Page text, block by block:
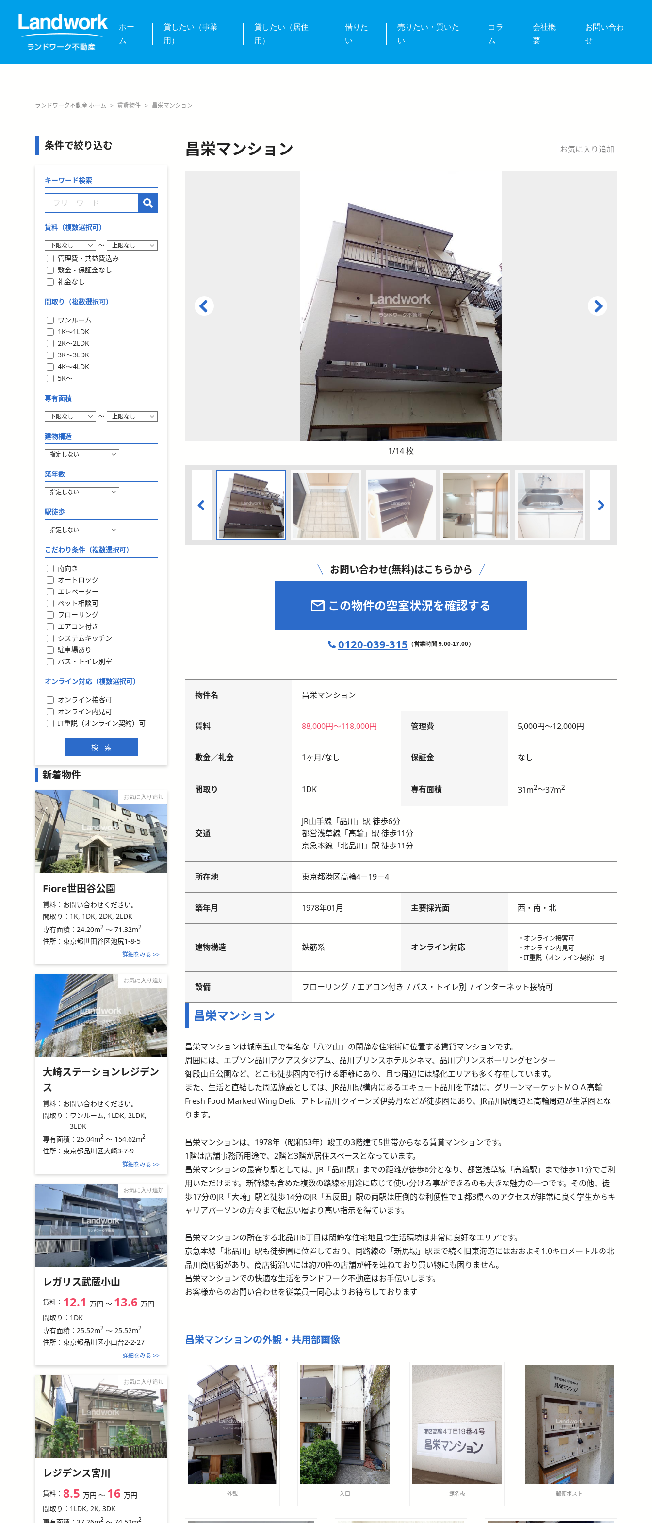
ホー
ム
貸したい（事業
用）
貸したい（居住
用）
借りた
い
売りたい・買いた
い
コラ
ム
会社概
要
お問い合わ
せ
ランドワーク不動産 ホーム > 賃貸物件 > 昌栄マンション
お気に入り追加
昌栄マンション
1/14枚
お問い合わせ(無料)はこちらから
この物件の空室状況を確認する
0120-039-315 （営業時間 9:00-17:00）
物件名 昌栄マンション
賃料 88,000円〜118,000円 管理費 5,000円〜12,000円
敷金／礼金 1ヶ月/なし 保証金 なし
間取り 1DK 専有面積 31m2～37m2
交通
JR山手線「品川」駅 徒歩6分
都営浅草線「高輪」駅 徒歩11分
京急本線「北品川」駅 徒歩11分
所在地 東京都港区高輪4－19－4
築年月 1978年01月 主要採光面 西・南・北
建物構造 鉄筋系 オンライン対応
・オンライン接客可
・オンライン内見可
・IT重説（オンライン契約）可
設備 フローリング エアコン付き バス・トイレ別 インターネット接続可
昌栄マンション
昌栄マンションは城南五山で有名な「八ツ山」の閑静な住宅街に位置する賃貸マンションです。
周囲には、エプソン品川アクアスタジアム、品川プリンスホテルシネマ、品川プリンスボーリングセンター
御殿山丘公園など、どこも徒歩圏内で行ける距離にあり、且つ周辺には緑化エリアも多く存在しています。
また、生活と直結した周辺施設としては、JR品川駅構内にあるエキュート品川を筆頭に、グリーンマーケットＭＯＡ高輪
Fresh Food Marked Wing Deli、アトレ品川 クイーンズ伊勢丹などが徒歩圏にあり、JR品川駅周辺と高輪周辺が生活圏とな
ります。
昌栄マンションは、1978年（昭和53年）竣工の3階建て5世帯からなる賃貸マンションです。
1階は店舗事務所用途で、2階と3階が居住スペースとなっています。
昌栄マンションの最寄り駅としては、JR「品川駅」までの距離が徒歩6分となり、都営浅草線「高輪駅」まで徒歩11分でご利
用いただけます。新幹線も含めた複数の路線を用途に応じて使い分ける事ができるのも大きな魅力の一つです。その他、徒
歩17分のJR「大崎」駅と徒歩14分のJR「五反田」駅の両駅は圧倒的な利便性で１都3県へのアクセスが非常に良く学生からキ
ャリアパーソンの方々まで幅広い層より高い指示を得ています。
昌栄マンションの所在する北品川6丁目は閑静な住宅地且つ生活環境は非常に良好なエリアです。
京急本線「北品川」駅も徒歩圏に位置しており、同路線の「新馬場」駅まで続く旧東海道にはおおよそ1.0キロメートルの北
品川商店街があり、商店街沿いには約70件の店舗が軒を連ねており買い物にも困りません。
昌栄マンションでの快適な生活をランドワーク不動産はお手伝いします。
お客様からのお問い合わせを従業員一同心よりお待ちしております
昌栄マンションの外観・共用部画像
外観 入口 館名板 郵便ポスト
条件で絞り込む
キーワード検索
賃料（複数選択可）
〜
管理費・共益費込み
敷金・保証金なし
礼金なし
間取り（複数選択可）
ワンルーム
1K〜1LDK
2K〜2LDK
3K〜3LDK
4K〜4LDK
5K〜
専有面積
〜
建物構造
築年数
駅徒歩
こだわり条件（複数選択可）
南向き
オートロック
エレベーター
ペット相談可
フローリング
エアコン付き
システムキッチン
駐車場あり
バス・トイレ別室
オンライン対応（複数選択可）
オンライン接客可
オンライン内見可
IT重説（オンライン契約）可
新着物件
お気に入り追加
Fiore世田谷公園
賃料： お問い合わせください。
間取り： 1K, 1DK, 2DK, 2LDK
専有面積： 24.20m2 ～ 71.32m2
住所： 東京都世田谷区池尻1-8-5
詳細をみる >>
お気に入り追加
大崎ステーションレジデン
ス
賃料： お問い合わせください。
間取り： ワンルーム, 1LDK, 2LDK,
3LDK
専有面積： 25.04m2 ～ 154.62m2
住所： 東京都品川区大崎3-7-9
詳細をみる >>
お気に入り追加
レガリス武蔵小山
賃料： 12.1 万円 〜 13.6 万円
間取り： 1DK
専有面積： 25.52m2 ～ 25.52m2
住所： 東京都品川区小山台2-2-27
詳細をみる >>
お気に入り追加
レジデンス宮川
賃料： 8.5 万円 〜 16 万円
間取り： 1LDK, 2K, 3DK
2 2